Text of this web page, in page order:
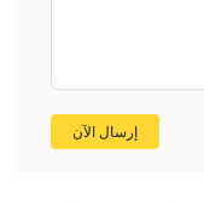
إرسال الآن